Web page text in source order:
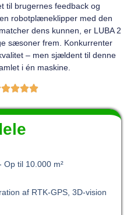
til brugernes feedback og
robotplæneklipper med den
dens kunnen, er LUBA 2
sæsoner frem. Konkurrenter
– men sjældent til denne
i én maskine.

Op til 10.000 m²
af RTK-GPS, 3D-vision